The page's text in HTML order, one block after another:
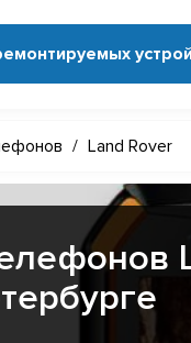
/ Land Rover